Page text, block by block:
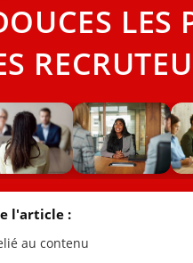
LES
l'article :
au contenu